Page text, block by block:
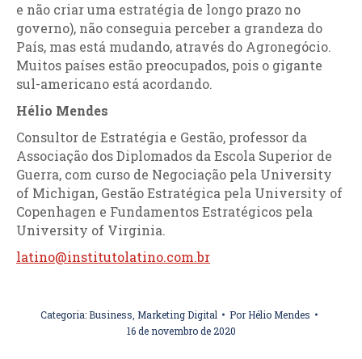
e não criar uma estratégia de longo prazo no
governo), não conseguia perceber a grandeza do
País, mas está mudando, através do Agronegócio.
Muitos países estão preocupados, pois o gigante
sul-americano está acordando.
Hélio Mendes
Consultor de Estratégia e Gestão, professor da
Associação dos Diplomados da Escola Superior de
Guerra, com curso de Negociação pela University
of Michigan, Gestão Estratégica pela University of
Copenhagen e Fundamentos Estratégicos pela
University of Virginia.
latino@institutolatino.com.br
Categoria:Business Marketing Digital PorHélio Mendes
16 de novembro de 2020